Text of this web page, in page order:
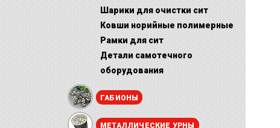
Шарики для очистки сит
Ковши норийные полимерные
Рамки для сит
Детали самотечного
оборудования
ГАБИОНЫ
МЕТАЛЛИЧЕСКИЕ УРНЫ